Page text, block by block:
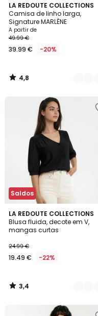
LA REDOUTE COLLECTIONS
Camisa de linho larga,
Signature MARLÈNE
A partir de
49.99 €
39.99 € -20%
4,8
/ 5
2
Cores
4,8
/
Saldos
LA REDOUTE COLLECTIONS
Blusa fluida, decote em V,
mangas curtas
24.99 €
19.49 € -22%
3,4
/ 5
2
Cores
3,4
/